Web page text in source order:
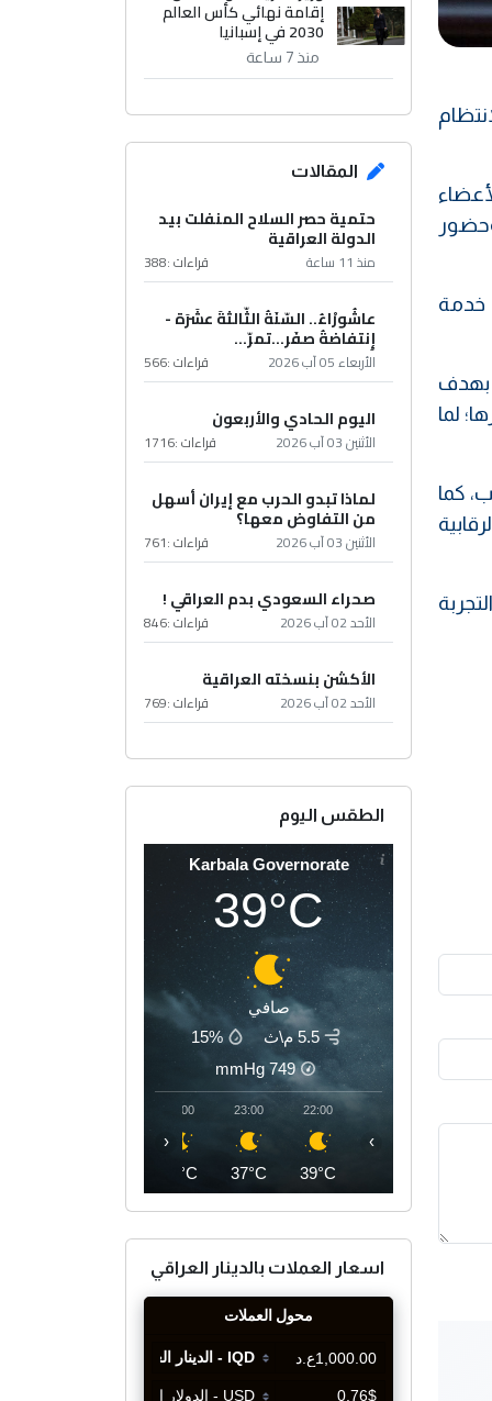
خدمة
بهدف
لما
كما
إقامة نهائي كأس العالم
2030 في إسبانيا
منذ 7 ساعة
المقالات
حتمية حصر السلاح المنفلت بيد
الدولة العراقية
منذ 11 ساعة قراءات :388
عاشُورْاءُ.. السّنَةُ الثّالثةَ عشَرَة -
إِنتفاضةُ صفَر…تمرّ...
الأربعاء 05 آب 2026 قراءات :566
اليوم الحادي والأربعون
الأثنين 03 آب 2026 قراءات :1716
لماذا تبدو الحرب مع إيران أسهل
من التفاوض معها؟
الأثنين 03 آب 2026 قراءات :761
صحراء السعودي بدم العراقي !
الأحد 02 آب 2026 قراءات :846
الأكشن بنسخته العراقية
الأحد 02 آب 2026 قراءات :769
الطقس اليوم
Karbala Governorate
39°C
صافي
5.5 م\ث
15%
749
mmHg
22:00
39°C
23:00
37°C
00:00
36°C
‹ ›
اسعار العملات بالدينار العراقي